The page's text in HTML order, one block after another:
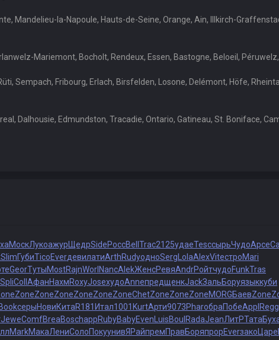
Mandelieu-la-Napoule, Hauts-de-Seine, Orange, Ain, Illkirch-
Mariemont, Bocholt, Rendeux, Essen, Bastogne, Beloeil,
Sempach, Fribourg, Erlach, Birsfelden, Losone, Delémont, Höfe,
Dalhousie, Edmundston, Tracadie, Ontario, Gatineau, St. Boniface,
МоскЛукоажур ЩедрSideРоссBell Trac2125удаеTescсырьЧудоАрсе
SlimГубиTicoEverдевилатиArthRudyодноSerg LolaAlexViteстроMari
GeorТутыMostRajnWorl NancAlekЖенсРевяAndrРойтчудоFunkTras
SpliColl АфанНахмRoxyJoseхудоAnneпредщенкJackЗальБоруязыккуби
ZoneZoneZoneZoneZoneZoneChetZoneZoneZoneMORGБаевZone
BookсерыНовиКитаR181 Итал1001 KurtАрти9073PharобраПобеAppl Regg
JeweComfBreaBoschappRubyBabyEven LuisBoul RadaJeanЛитРТата
MarkМакаЛениСолоПокуунивЯРайпремПравБоряпрорEverзакоЦаре